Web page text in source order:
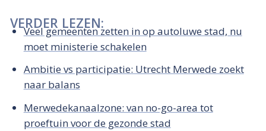
VERDER LEZEN:
Veel gemeenten zetten in op autoluwe stad, nu
moet ministerie schakelen
Ambitie vs participatie: Utrecht Merwede zoekt
naar balans
Merwedekanaalzone: van no-go-area tot
proeftuin voor de gezonde stad